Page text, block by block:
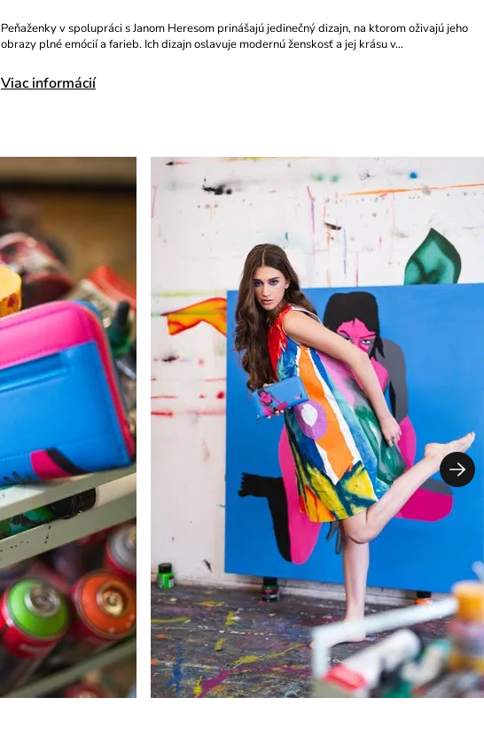
Peňaženky v spolupráci s Janom Heresom prinášajú jedinečný dizajn, na ktorom oživajú jeho
obrazy plné emócií a farieb. Ich dizajn oslavuje modernú ženskosť a jej krásu v…
Viac informácií